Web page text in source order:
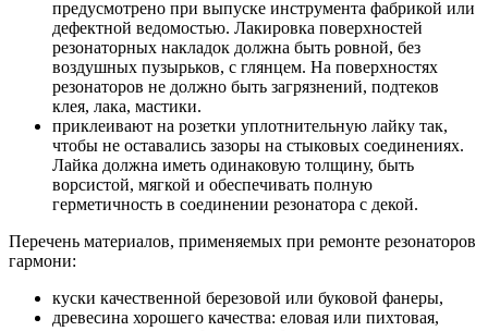
предусмотрено при выпуске инструмента фабрикой или
дефектной ведомостью. Лакировка поверхностей
резонаторных накладок должна быть ровной, без
воздушных пузырьков, с глянцем. На поверхностях
резонаторов не должно быть загрязнений, подтеков
клея, лака, мастики.
приклеивают на розетки уплотнительную лайку так,
чтобы не оставались зазоры на стыковых соединениях.
Лайка должна иметь одинаковую толщину, быть
ворсистой, мягкой и обеспечивать полную
герметичность в соединении резонатора с декой.
Перечень материалов, применяемых при ремонте резонаторов
гармони:
куски качественной березовой или буковой фанеры,
древесина хорошего качества: еловая или пихтовая,